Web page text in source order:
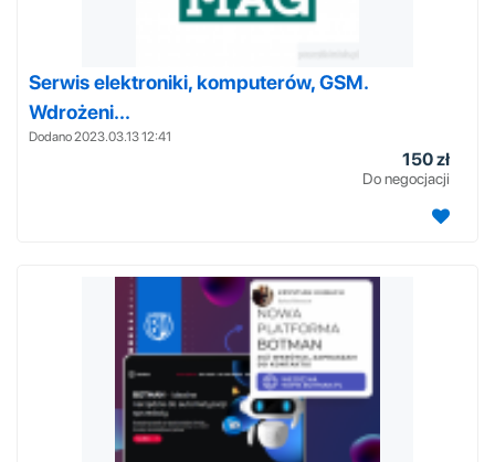
Serwis elektroniki, komputerów, GSM.
Wdrożeni...
Dodano 2023.03.13 12:41
150 zł
Do negocjacji